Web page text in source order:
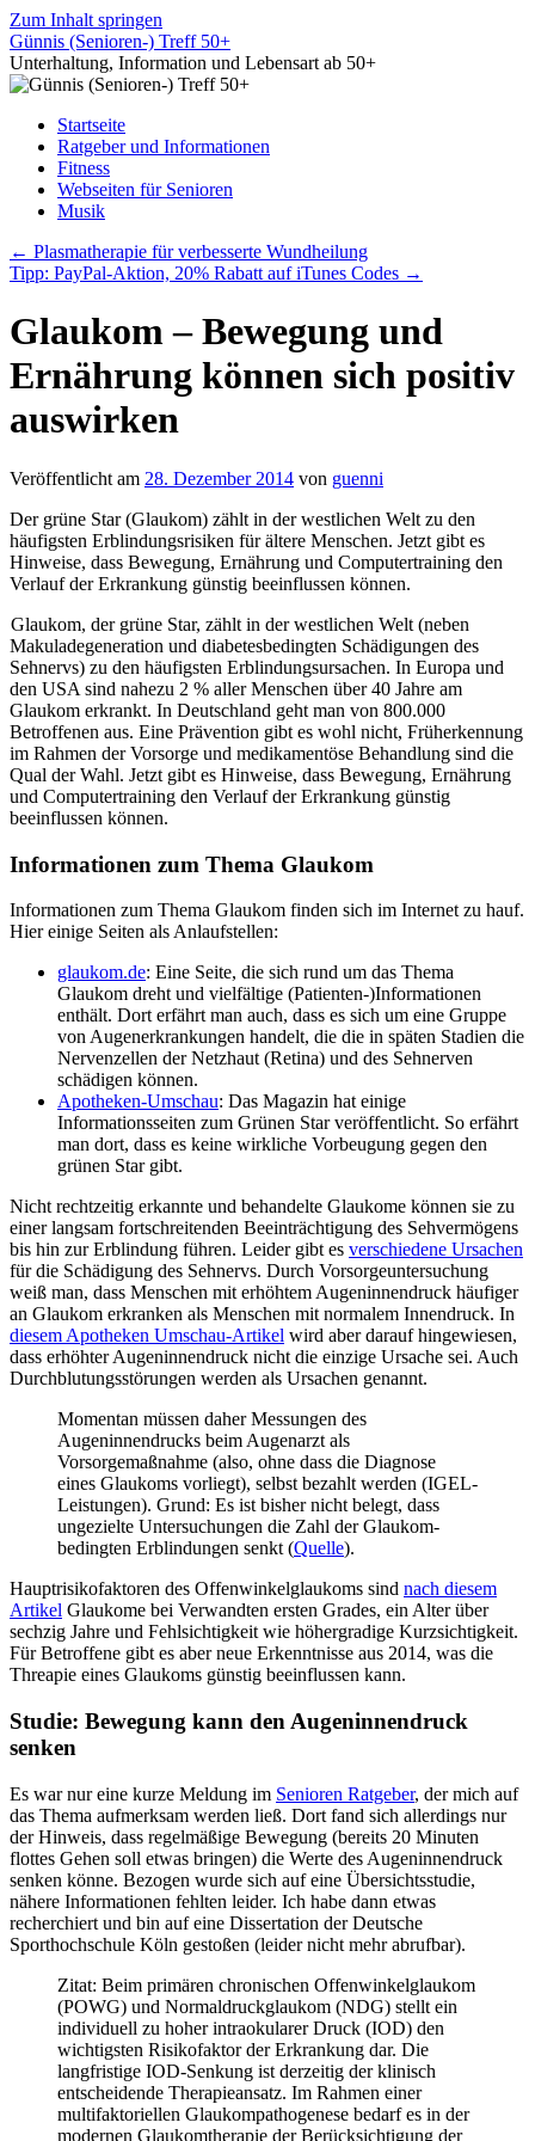
Zum Inhalt springen
Günnis (Senioren-) Treff 50+
Unterhaltung, Information und Lebensart ab 50+
Startseite
Ratgeber und Informationen
Fitness
Webseiten für Senioren
Musik
← Plasmatherapie für verbesserte Wundheilung
Tipp: PayPal-Aktion, 20% Rabatt auf iTunes Codes →
Glaukom – Bewegung und
Ernährung können sich positiv
auswirken
Veröffentlicht am 28. Dezember 2014 von guenni
Der grüne Star (Glaukom) zählt in der westlichen Welt zu den
häufigsten Erblindungsrisiken für ältere Menschen. Jetzt gibt es
Hinweise, dass Bewegung, Ernährung und Computertraining den
Verlauf der Erkrankung günstig beeinflussen können.
Glaukom, der grüne Star, zählt in der westlichen Welt (neben
Makuladegeneration und diabetesbedingten Schädigungen des
Sehnervs) zu den häufigsten Erblindungsursachen. In Europa und
den USA sind nahezu 2 % aller Menschen über 40 Jahre am
Glaukom erkrankt. In Deutschland geht man von 800.000
Betroffenen aus. Eine Prävention gibt es wohl nicht, Früherkennung
im Rahmen der Vorsorge und medikamentöse Behandlung sind die
Qual der Wahl. Jetzt gibt es Hinweise, dass Bewegung, Ernährung
und Computertraining den Verlauf der Erkrankung günstig
beeinflussen können.
Informationen zum Thema Glaukom
Informationen zum Thema Glaukom finden sich im Internet zu hauf.
Hier einige Seiten als Anlaufstellen:
glaukom.de: Eine Seite, die sich rund um das Thema
Glaukom dreht und vielfältige (Patienten-)Informationen
enthält. Dort erfährt man auch, dass es sich um eine Gruppe
von Augenerkrankungen handelt, die die in späten Stadien die
Nervenzellen der Netzhaut (Retina) und des Sehnerven
schädigen können.
Apotheken-Umschau: Das Magazin hat einige
Informationsseiten zum Grünen Star veröffentlicht. So erfährt
man dort, dass es keine wirkliche Vorbeugung gegen den
grünen Star gibt.
Nicht rechtzeitig erkannte und behandelte Glaukome können sie zu
einer langsam fortschreitenden Beeinträchtigung des Sehvermögens
bis hin zur Erblindung führen. Leider gibt es verschiedene Ursachen
für die Schädigung des Sehnervs. Durch Vorsorgeuntersuchung
weiß man, dass Menschen mit erhöhtem Augeninnendruck häufiger
an Glaukom erkranken als Menschen mit normalem Innendruck. In
diesem Apotheken Umschau-Artikel wird aber darauf hingewiesen,
dass erhöhter Augeninnendruck nicht die einzige Ursache sei. Auch
Durchblutungsstörungen werden als Ursachen genannt.
Momentan müssen daher Messungen des
Augeninnendrucks beim Augenarzt als
Vorsorgemaßnahme (also, ohne dass die Diagnose
eines Glaukoms vorliegt), selbst bezahlt werden (IGEL-
Leistungen). Grund: Es ist bisher nicht belegt, dass
ungezielte Untersuchungen die Zahl der Glaukom-
bedingten Erblindungen senkt (Quelle).
Hauptrisikofaktoren des Offenwinkelglaukoms sind nach diesem
Artikel Glaukome bei Verwandten ersten Grades, ein Alter über
sechzig Jahre und Fehlsichtigkeit wie höhergradige Kurzsichtigkeit.
Für Betroffene gibt es aber neue Erkenntnisse aus 2014, was die
Threapie eines Glaukoms günstig beeinflussen kann.
Studie: Bewegung kann den Augeninnendruck
senken
Es war nur eine kurze Meldung im Senioren Ratgeber, der mich auf
das Thema aufmerksam werden ließ. Dort fand sich allerdings nur
der Hinweis, dass regelmäßige Bewegung (bereits 20 Minuten
flottes Gehen soll etwas bringen) die Werte des Augeninnendruck
senken könne. Bezogen wurde sich auf eine Übersichtsstudie,
nähere Informationen fehlten leider. Ich habe dann etwas
recherchiert und bin auf eine Dissertation der Deutsche
Sporthochschule Köln gestoßen (leider nicht mehr abrufbar).
Zitat: Beim primären chronischen Offenwinkelglaukom
(POWG) und Normaldruckglaukom (NDG) stellt ein
individuell zu hoher intraokularer Druck (IOD) den
wichtigsten Risikofaktor der Erkrankung dar. Die
langfristige IOD-Senkung ist derzeitig der klinisch
entscheidende Therapieansatz. Im Rahmen einer
multifaktoriellen Glaukompathogenese bedarf es in der
modernen Glaukomtherapie der Berücksichtigung der